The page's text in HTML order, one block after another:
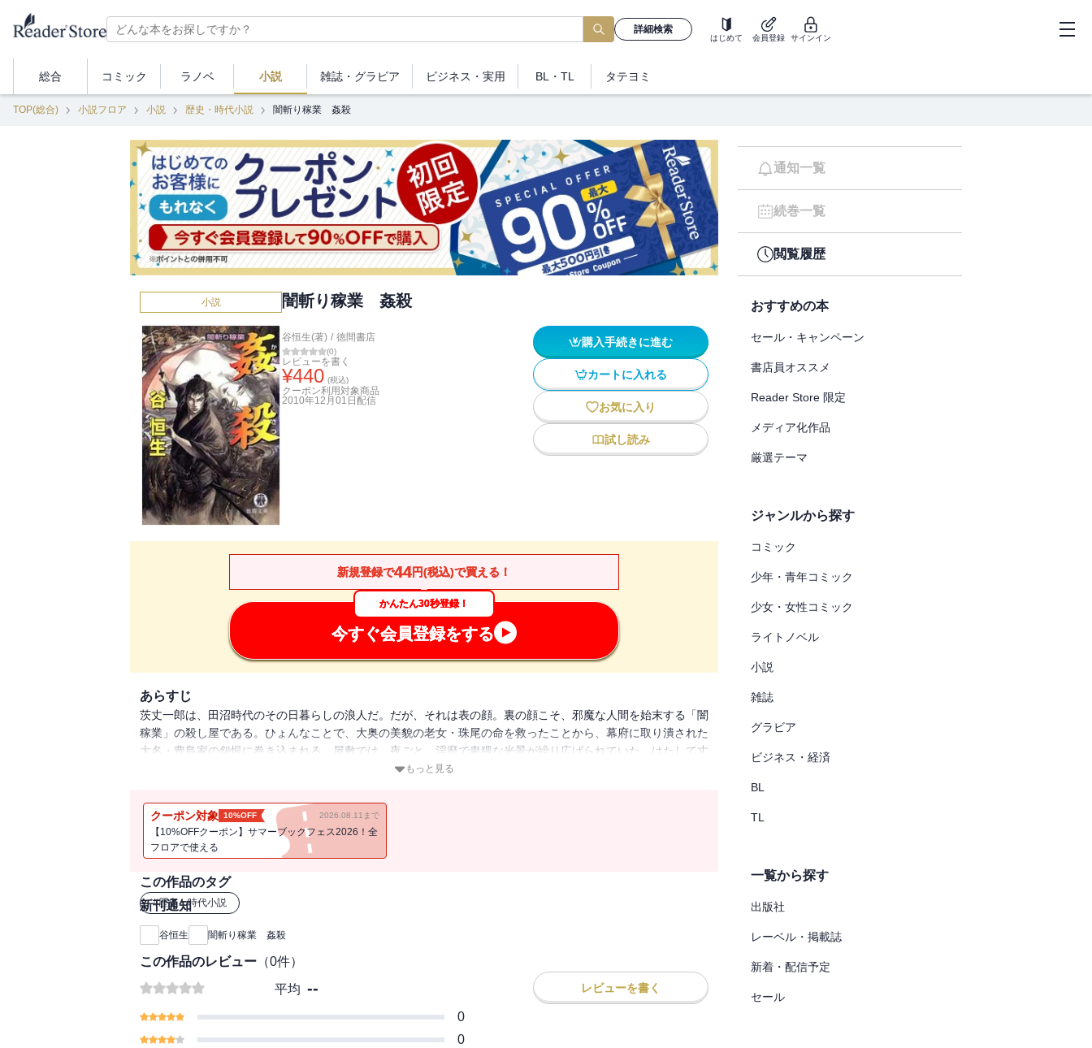
詳細検索
はじめて 会員登録 サインイン
総合 コミック ラノベ 小説 雑誌・ グラビア ビジネス ・実用 BL・TL タテヨミ
TOP(総合) 小説フロア 小説 歴史・時代小説 闇斬り稼業 姦殺
小説 闇斬り稼業 姦殺
谷恒生(著) / 徳間書店
(0)
レビューを書く
¥440 (税込)
クーポン利用対象商品
2010年12月01日 配信
購入手続きに進む
カートに入れる
お気に入り
試し読み
新規登録で44円(税込)で買える！
かんたん30秒登録！
今すぐ会員登録をする
あらすじ
茨丈一郎は、田沼時代のその日暮らしの浪人だ。だが、それは表の顔。裏の顔こそ、邪魔な人間を始末する「闇
稼業」の殺し屋である。ひょんなことで、大奥の美貌の老女・珠尾の命を救ったことから、幕府に取り潰された
大名・豊島家の怨恨に巻き込まれる。屋敷では、夜ごと、淫靡で卑猥な光景が繰り広げられていた。はたして丈
一郎は、色情狂のような豊島種長から、珠尾を守れるのか…!?
もっと見る
クーポン対象 10%OFF 2026.08.11まで
【10%OFFクーポン】サマーブックフェス2026！全
フロアで使える
この作品のタグ
#歴史・時代小説
新刊通知
谷恒生 闇斬り稼業 姦殺
この作品のレビュー （0件）
平均 -- レビューを書く
0
0
通知一覧
続巻一覧
閲覧履歴
おすすめの本
セール・キャンペーン
書店員オススメ
Reader Store 限定
メディア化作品
厳選テーマ
ジャンルから探す
コミック
少年・青年コミック
少女・女性コミック
ライトノベル
小説
雑誌
グラビア
ビジネス・経済
BL
TL
一覧から探す
出版社
レーベル・掲載誌
新着・配信予定
セール